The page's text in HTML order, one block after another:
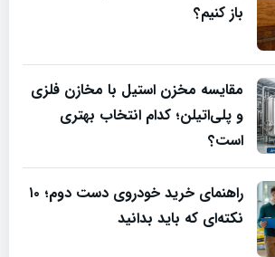
باز کنیم؟
مقایسه مخزن استیل با مخازن فلزی
و پلی‌اتیلن؛ کدام انتخاب بهتری
است؟
راهنمای خرید خودروی دست دوم؛ ۱۰
نکته‌ای که باید بدانید